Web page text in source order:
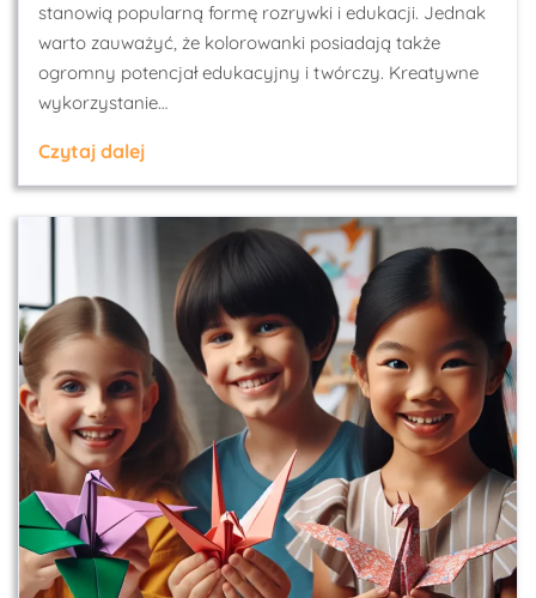
stanowią popularną formę rozrywki i edukacji. Jednak
warto zauważyć, że kolorowanki posiadają także
ogromny potencjał edukacyjny i twórczy. Kreatywne
wykorzystanie…
Czytaj dalej